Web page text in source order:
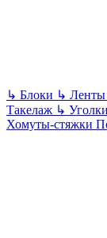
↳ Блоки ↳ Ленты
Такелаж ↳ Уголки
Хомуты-стяжки